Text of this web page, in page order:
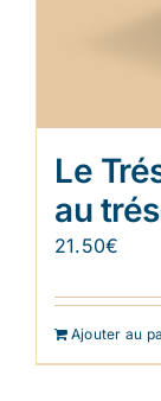
Le
au
21.50€
Ajouter au